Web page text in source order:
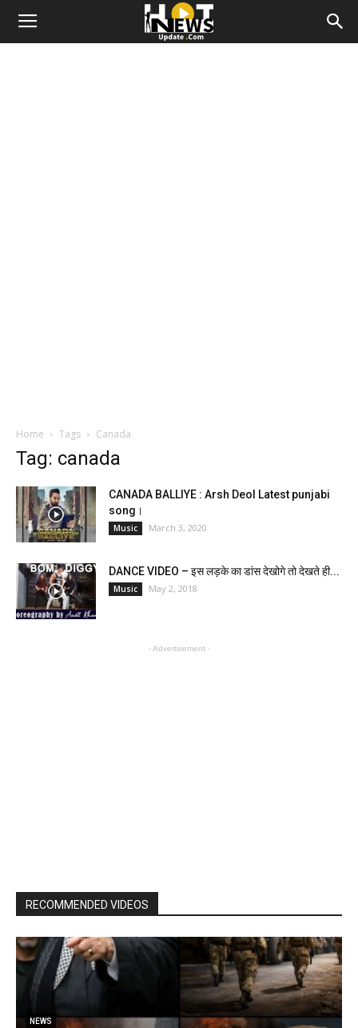
Home Tags Canada
Tag: canada
CANADA BALLIYE : Arsh Deol Latest punjabi
song।
Music March 3, 2020
DANCE VIDEO – इस लड़के का डांस देखोगे तो देखते ही...
Music May 2, 2018
- Advertisement -
RECOMMENDED VIDEOS
NEWS